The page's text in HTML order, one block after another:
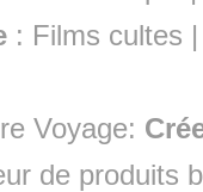
: Films cultes
Voyage:
de produits